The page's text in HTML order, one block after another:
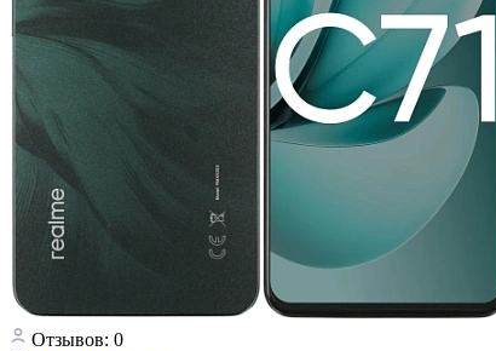
Отзывов: 0